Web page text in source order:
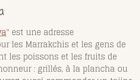
" est une adresse
les Marrakchis et les gens de
les poissons et les fruits de
: grillés, à la plancha ou